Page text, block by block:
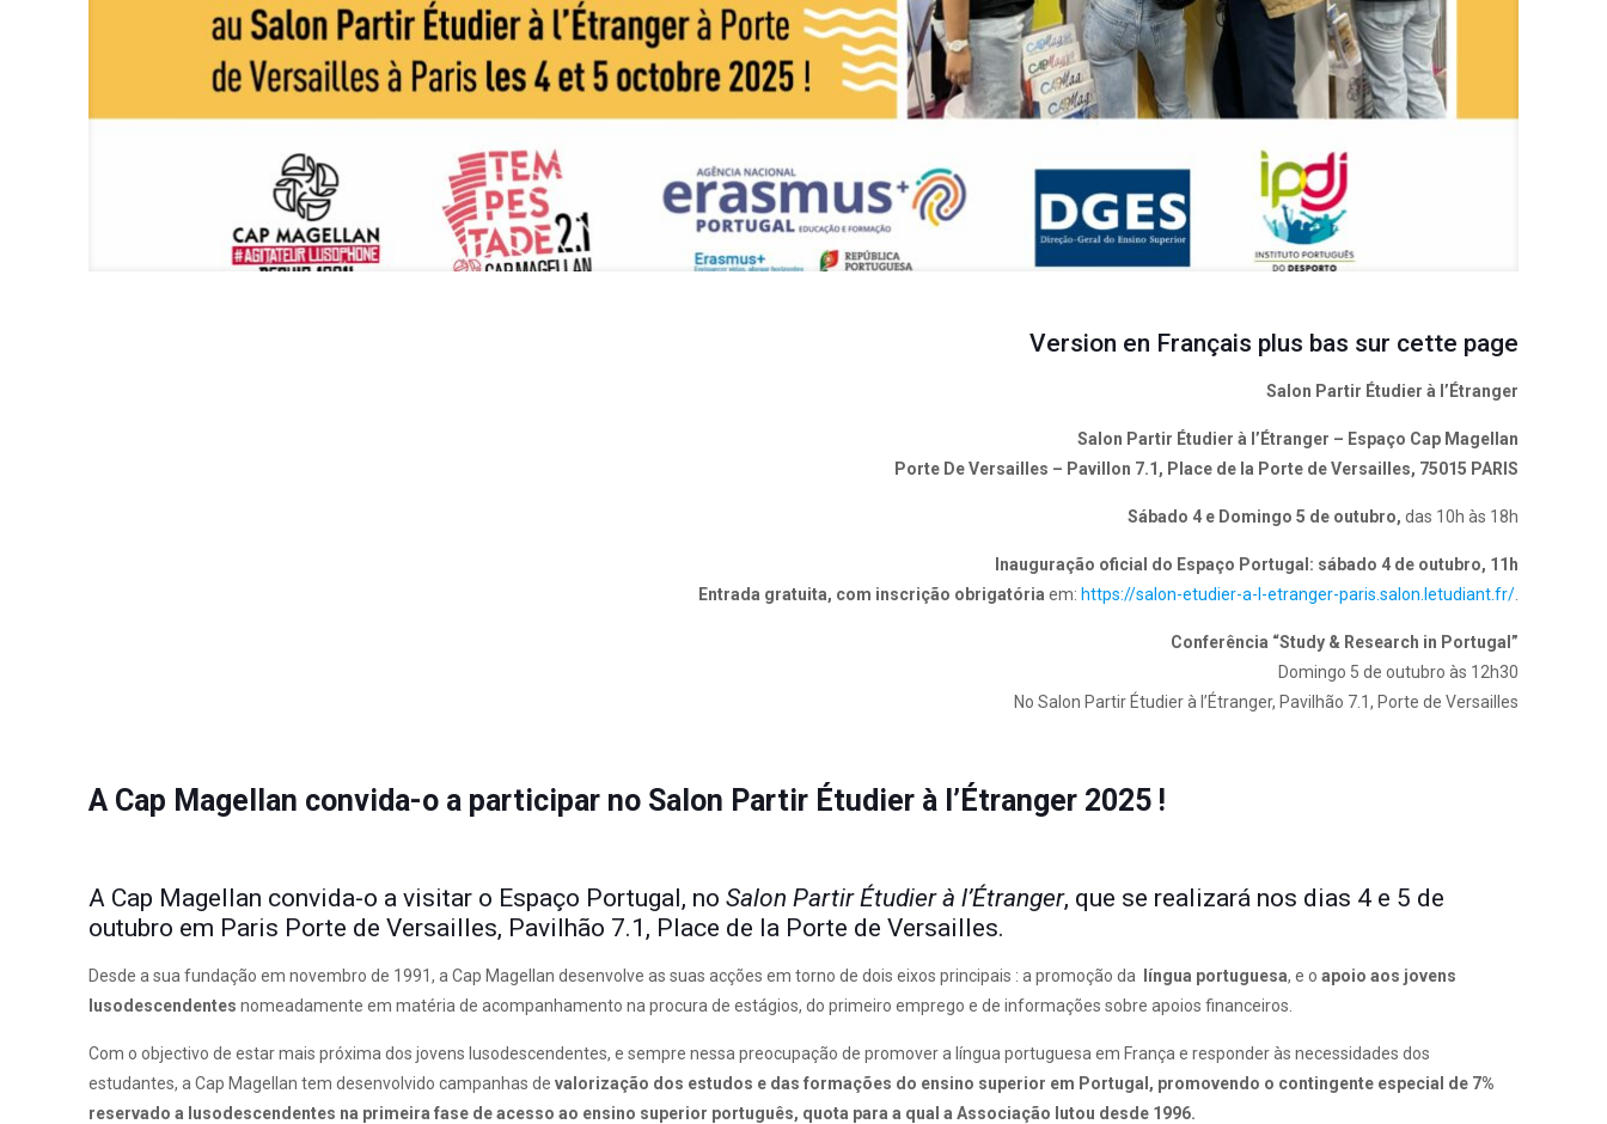
Version en Français plus bas sur cette page
Salon Partir Étudier à l’Étranger
Salon Partir Étudier à l’Étranger – Espaço Cap Magellan
Porte De Versailles – Pavillon 7.1, Place de la Porte de Versailles, 75015 PARIS
Sábado 4 e Domingo 5 de outubro, das 10h às 18h
Inauguração oficial do Espaço Portugal: sábado 4 de outubro, 11h
Entrada gratuita, com inscrição obrigatória em: https://salon-etudier-a-l-etranger-paris.salon.letudiant.fr/.
Conferência “Study & Research in Portugal”
Domingo 5 de outubro às 12h30
No Salon Partir Étudier à l’Étranger, Pavilhão 7.1, Porte de Versailles
A Cap Magellan convida-o a participar no Salon Partir Étudier à l’Étranger 2025 !
A Cap Magellan convida-o a visitar o Espaço Portugal, noSalon Partir Étudier à l’Étranger, que se realizará nos dias 4 e 5 de
outubro em Paris Porte de Versailles, Pavilhão 7.1, Place de la Porte de Versailles.
Desde a sua fundação em novembro de 1991, a Cap Magellan desenvolve as suas acções em torno de dois eixos principais : a promoção da língua portuguesa, e oapoio aos jovens
lusodescendentes nomeadamente em matéria de acompanhamento na procura de estágios, do primeiro emprego e de informações sobre apoios financeiros.
Com o objectivo de estar mais próxima dos jovens lusodescendentes, e sempre nessa preocupação de promover a língua portuguesa em França e responder às necessidades dos
estudantes, a Cap Magellan tem desenvolvido campanhas devalorização dos estudos e das formações do ensino superior em Portugal, promovendo o contingente especial de 7%
reservado a lusodescendentes na primeira fase de acesso ao ensino superior português, quota para a qual a Associação lutou desde 1996.